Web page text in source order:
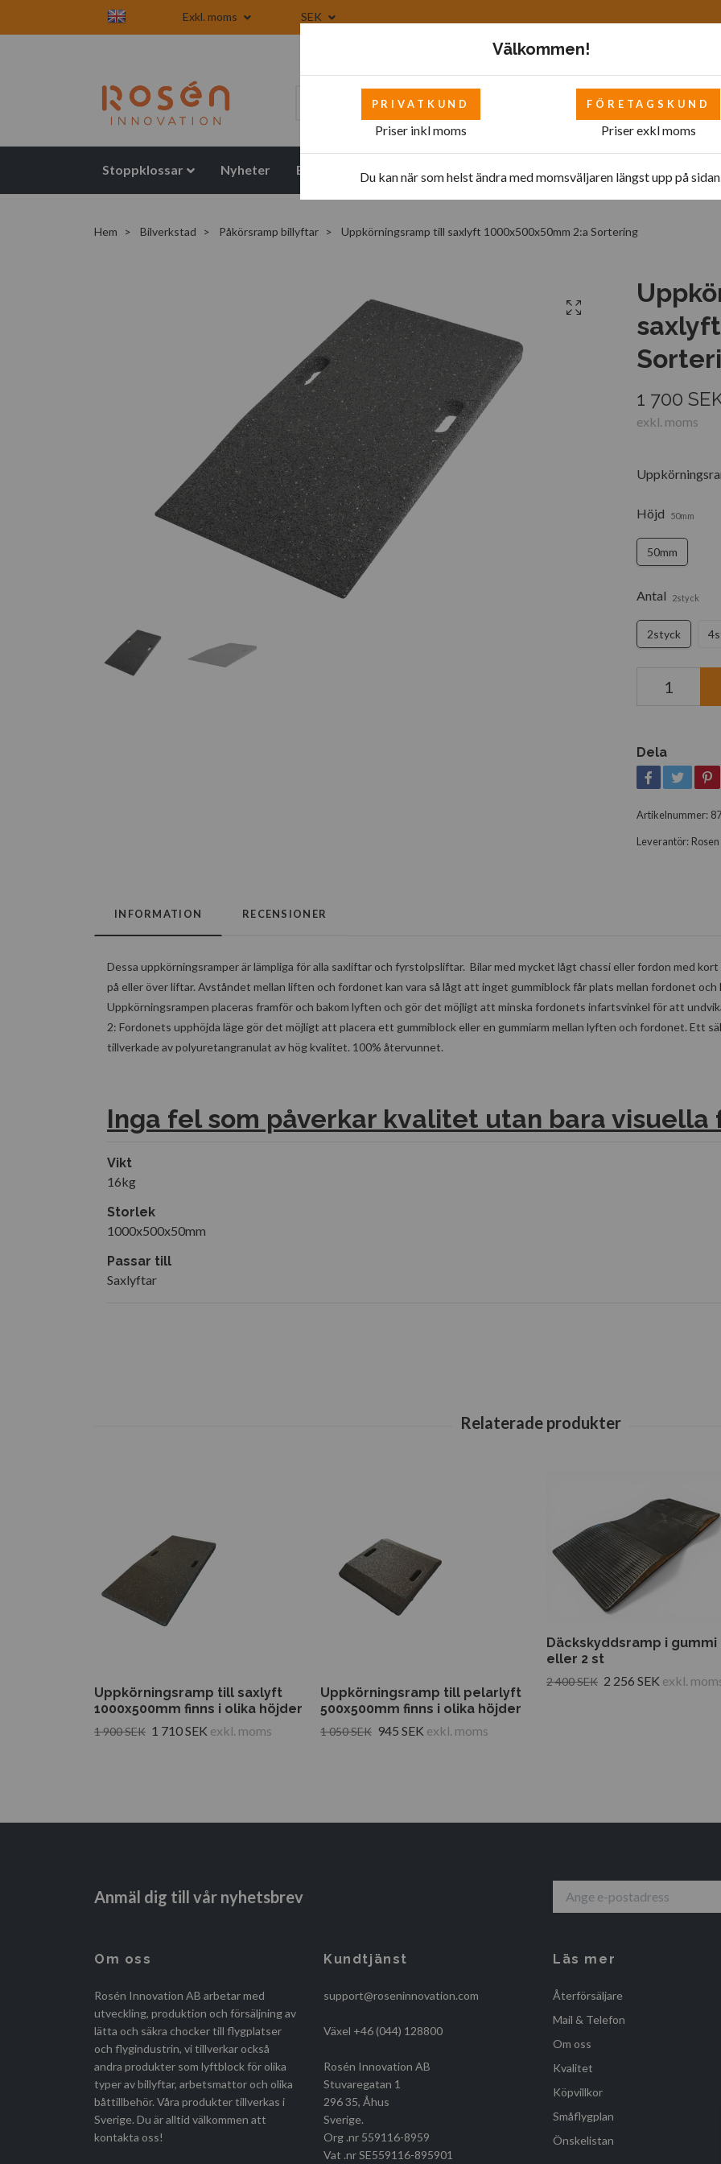
Exkl. moms SEK
Stoppklossar Nyheter Blogg Mattor Bilverkstad - övrigt Bilverkstad
Hem Bilverkstad Påkörsramp billyftar Uppkörningsramp till saxlyft 1000x500x50mm 2:a Sortering
1 700
exkl. moms
Höjd 50mm
50mm
Antal 2styck
2styck
Dela
Artikelnummer:
Leverantör:
INFORMATION RECENSIONER
Dessa uppkörningsramper är lämpliga för alla saxliftar och fyrstolpsliftar. Bilar med mycket lågt chassi eller fordon med
på eller över liftar. Avståndet mellan liften och fordonet kan vara så lågt att inget gummiblock får plats mellan fordonet
Uppkörningsrampen placeras framför och bakom lyften och gör det möjligt att minska fordonets infartsvinkel för att
2: Fordonets upphöjda läge gör det möjligt att placera ett gummiblock eller en gummiarm mellan lyften och fordonet. Ett
tillverkade av polyuretangranulat av hög kvalitet. 100% återvunnet.
Inga fel som påverkar kvalitet utan bara visuella
Vikt
16kg
Storlek
1000x500x50mm
Passar till
Saxlyftar
Uppkörningsramp till saxlyft
1000x500mm finns i olika höjder
1 900 SEK 1 710 SEK exkl. moms
Uppkörningsramp till pelarlyft
500x500mm finns i olika höjder
1 050 SEK 945 SEK exkl. moms
Däckskyddsramp i gummi
eller 2 st
2 400 SEK 2 256 SEK exkl.
Anmäl dig till vår nyhetsbrev
Om oss
Rosén Innovation AB arbetar med
utveckling, produktion och försäljning av
lätta och säkra chocker till flygplatser
och flygindustrin, vi tillverkar också
andra produkter som lyftblock för olika
typer av billyftar, arbetsmattor och olika
båttillbehör. Våra produkter tillverkas i
Sverige. Du är alltid välkommen att
kontakta oss!
Kundtjänst
support@roseninnovation.com
Växel +46 (044) 128800
Rosén Innovation AB
Stuvaregatan 1
296 35, Åhus
Sverige.
Org .nr 559116-8959
Vat .nr SE559116-895901
Läs mer
Återförsäljare
Mail & Telefon
Om oss
Kvalitet
Köpvillkor
Småflygplan
Önskelistan
Välkommen!
PRIVATKUND
Priser inkl moms
FÖRETAGSKUND
Priser exkl moms
Du kan när som helst ändra med momsväljaren längst upp på sidan.